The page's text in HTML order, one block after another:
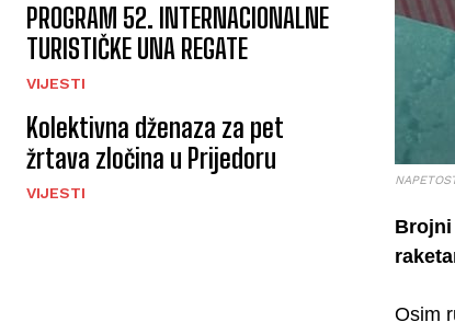
PROGRAM 52. INTERNACIONALNE
TURISTIČKE UNA REGATE
VIJESTI
Kolektivna dženaza za pet
žrtava zločina u Prijedoru
VIJESTI
Osim